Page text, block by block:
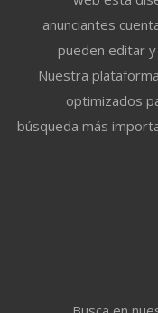
anunciantes
pueden editar
Nuestra
optimizados
búsqueda más